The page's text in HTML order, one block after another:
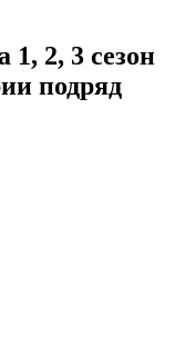
2, 3 сезон
подряд